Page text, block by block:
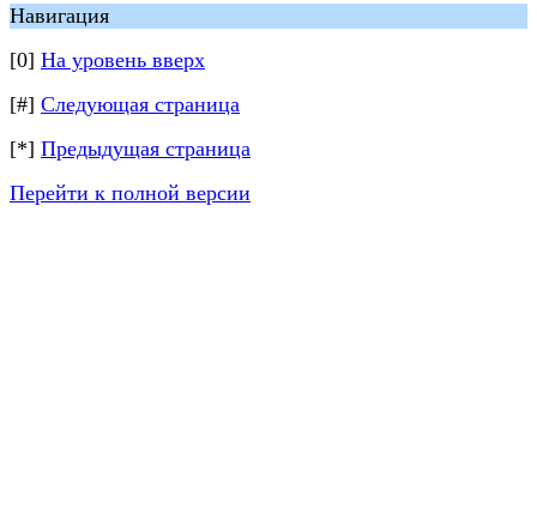
Навигация
[0] На уровень вверх
[#] Следующая страница
[*] Предыдущая страница
Перейти к полной версии